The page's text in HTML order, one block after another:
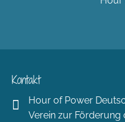
Kontakt
Hour of Power
Verein zur Förderung